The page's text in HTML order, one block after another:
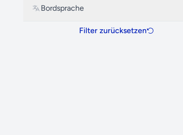
Bordsprache
Filter zurücksetzen